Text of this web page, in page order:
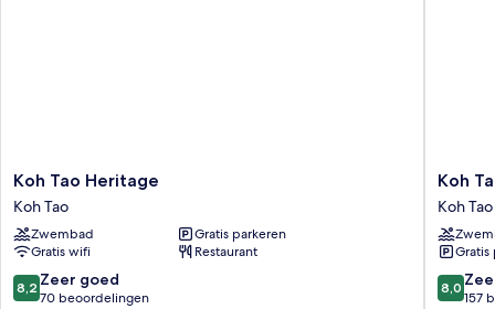
Koh
Tao
Heritage
Koh
Tao
Koh Tao Heritage
Koh Tao
Zwembad
Gratis parkeren
Gratis wifi
Restaurant
8.2
van
8,2 Zeer goed
70 beoordelingen
Koh
Tao
Beach
Club
Koh
Tao
Koh
Koh Tao
Gratis
8.0
van
8,0
157